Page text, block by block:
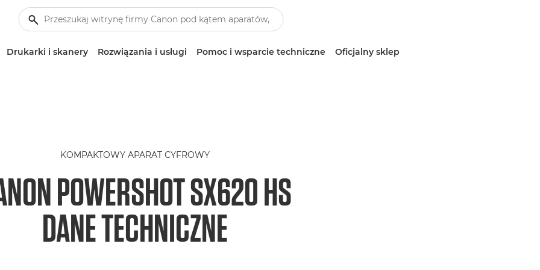
Drukarki i skanery Rozwiązania i usługi Pomoc i wsparcie techniczne Oficjalny sklep
KOMPAKTOWY APARAT CYFROWY
POWERSHOT SX620 HS
DANE TECHNICZNE